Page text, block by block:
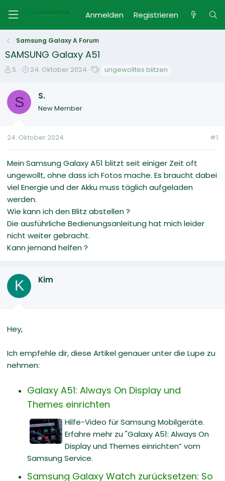
Anmelden Registrieren
Samsung Galaxy A Forum
SAMSUNG Galaxy A51
E
s
e
e
S.
E
t
e
t
24. Oktober 2024
t
e
ungewolltes blitzen
S S.
New Member
24. Oktober 2024 #1
Mein Samsung Galaxy A51 blitzt seit einiger Zeit oft
ungewollt, ohne dass ich Fotos mache. Es braucht dabei
viel Energie und der Akku muss täglich aufgeladen
werden.
Wie kann ich den Blitz abstellen ?
Die ausführliche Bedienungsanleitung hat mich leider
nicht weiter gebracht.
Kann jemand helfen ?
K Kim
Hey,
Ich empfehle dir, diese Artikel genauer unter die Lupe zu
nehmen:
Galaxy A51: Always On Display und
Themes einrichten
Hilfe-Video für Samsung Mobilgeräte.
Erfahre mehr zu "Galaxy A51: Always On
Display und Themes einrichten” vom
Samsung Service.
Samsung Galaxy Watch zurücksetzen: So